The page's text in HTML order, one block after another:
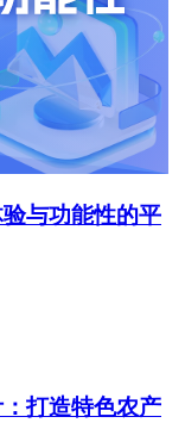
与功能性的平
打造特色农产